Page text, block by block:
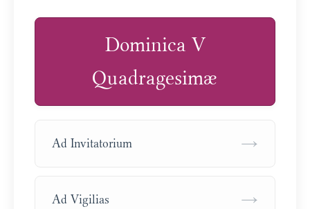
Dominica V
Quadragesimæ
Ad Invitatorium →
Ad Vigilias →